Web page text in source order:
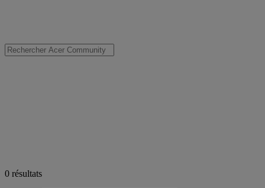
0 résultats